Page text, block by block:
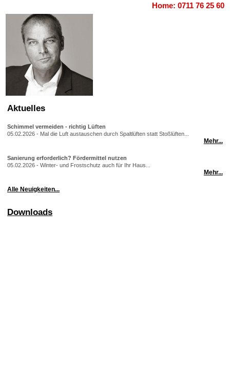
Home: 0711 76 25 60
Aktuelles
Schimmel vermeiden - richtig Lüften
05.02.2026 - Mal die Luft austauschen durch Spaltlüften statt Stoßlüften...
Mehr...
Sanierung erforderlich? Fördermittel nutzen
05.02.2026 - Winter- und Frostschutz auch für Ihr Haus...
Mehr...
Alle Neuigkeiten...
Downloads